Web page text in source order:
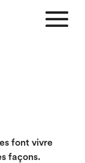
font vivre
façons.